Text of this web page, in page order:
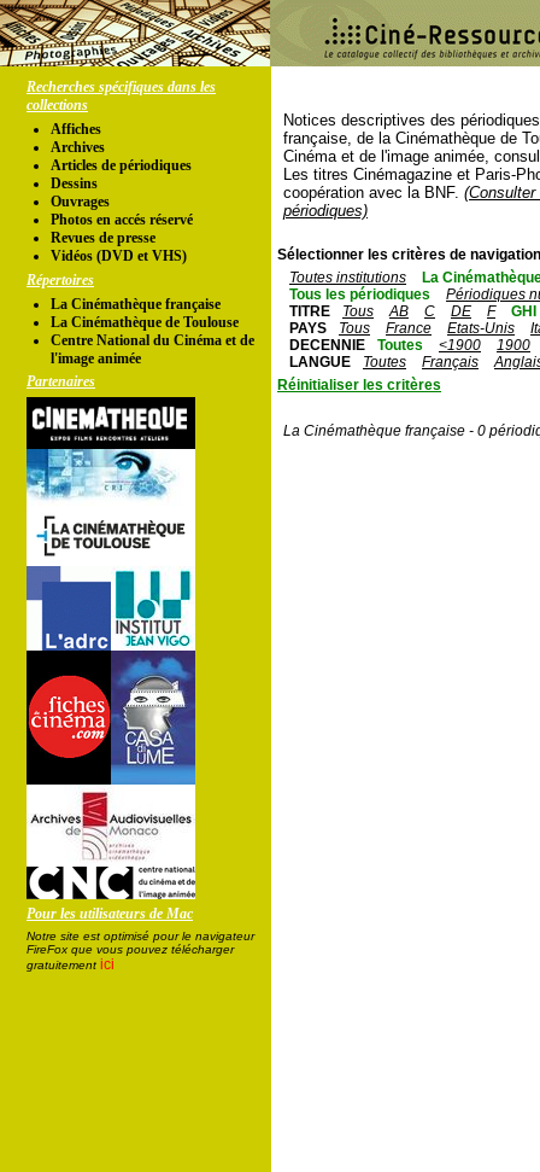
Recherches spécifiques dans les
collections
Affiches
Archives
Articles de périodiques
Dessins
Ouvrages
Photos en accés réservé
Revues de presse
Vidéos (DVD et VHS)
Répertoires
La Cinémathèque française
La Cinémathèque de Toulouse
Centre National du Cinéma et de
l'image animée
Partenaires
Pour les utilisateurs de Mac
Notre site est optimisé pour le navigateur
FireFox que vous pouvez télécharger
gratuitement ici
Notices descriptives des
française, de la Cinémathèque de
Cinéma et de l'image animée,
Les titres Cinémagazine et Paris-
coopération avec la BNF.
périodiques)
Sélectionner les critères de
Toutes institutions
La
Tous les périodiques
Périodiques
TITRE
Tous AB C DE F
GHI
PAYS
Tous France Etats-Unis
DECENNIE
Toutes <1900
1900
LANGUE
Toutes Français
Réinitialiser les critères
La Cinémathèque française - 0